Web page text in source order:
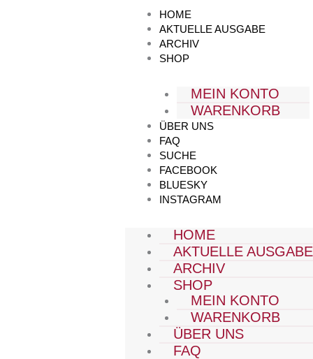
HOME
AKTUELLE AUSGABE
ARCHIV
SHOP
MEIN KONTO
WARENKORB
ÜBER UNS
FAQ
SUCHE
FACEBOOK
BLUESKY
INSTAGRAM
HOME
AKTUELLE AUSGABE
ARCHIV
SHOP
MEIN KONTO
WARENKORB
ÜBER UNS
FAQ